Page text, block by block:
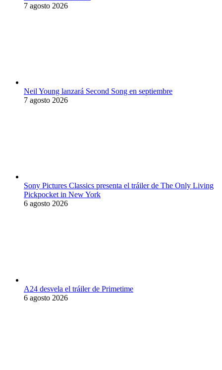
7 agosto 2026
Neil Young lanzará Second Song en septiembre
7 agosto 2026
Sony Pictures Classics presenta el tráiler de The Only Living
Pickpocket in New York
6 agosto 2026
A24 desvela el tráiler de Primetime
6 agosto 2026